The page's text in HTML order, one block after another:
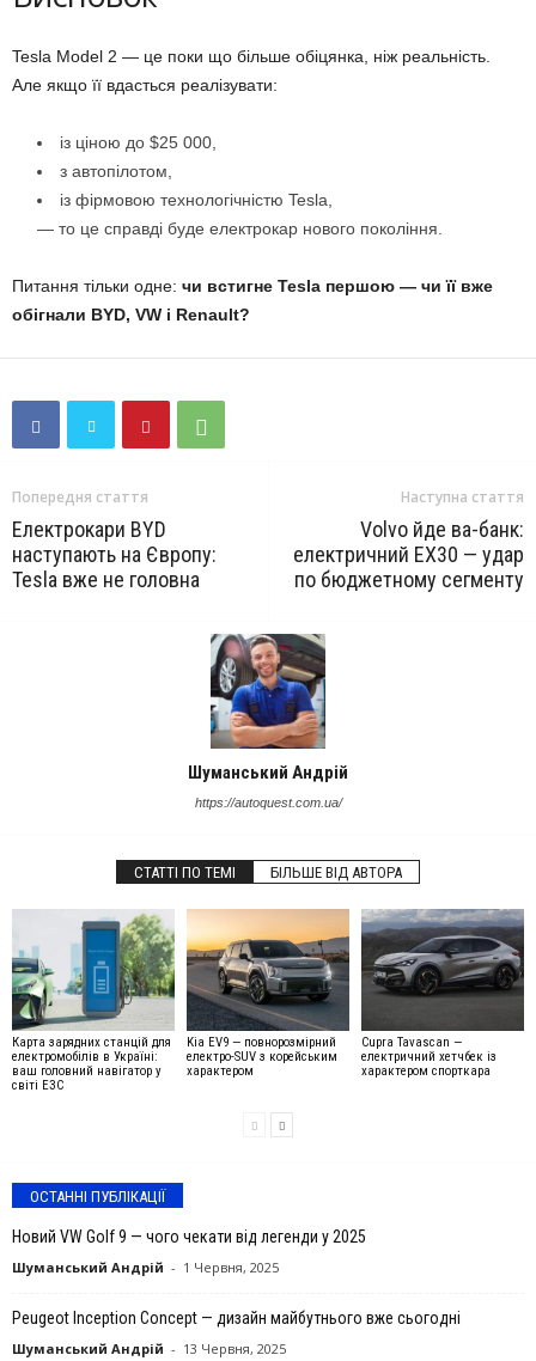
Tesla Model 2 — це поки що більше обіцянка, ніж реальність.
Але якщо її вдасться реалізувати:
із ціною до $25 000,
з автопілотом,
із фірмовою технологічністю Tesla,
— то це справді буде електрокар нового покоління.
Питання тільки одне: чи встигне Tesla першою — чи її вже
обігнали BYD, VW і Renault?
Попередня стаття
Електрокари BYD
наступають на Європу:
Tesla вже не головна
Наступна стаття
Volvo йде ва-банк:
електричний EX30 — удар
по бюджетному сегменту
Шуманський Андрій
https://autoquest.com.ua/
СТАТТІ ПО ТЕМІ БІЛЬШЕ ВІД АВТОРА
Карта зарядних станцій для
електромобілів в Україні:
ваш головний навігатор у
світі ЕЗС
Kia EV9 — повнорозмірний
електро-SUV з корейським
характером
Cupra Tavascan —
електричний хетчбек із
характером спорткара
ОСТАННІ ПУБЛІКАЦІЇ
Новий VW Golf 9 — чого чекати від легенди у 2025
Шуманський Андрій - 1 Червня, 2025
Peugeot Inception Concept — дизайн майбутнього вже сьогодні
Шуманський Андрій - 13 Червня, 2025